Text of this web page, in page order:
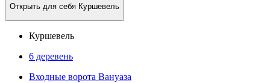
Открыть для себя Куршевель
Куршевель
6 деревень
Входные ворота Вануаза